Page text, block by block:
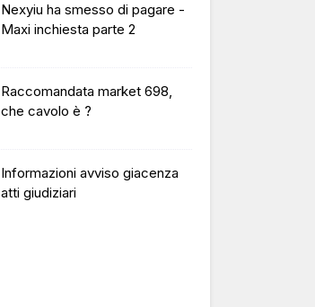
Nexyiu ha smesso di pagare -
Maxi inchiesta parte 2
Raccomandata market 698,
che cavolo è ?
Informazioni avviso giacenza
atti giudiziari